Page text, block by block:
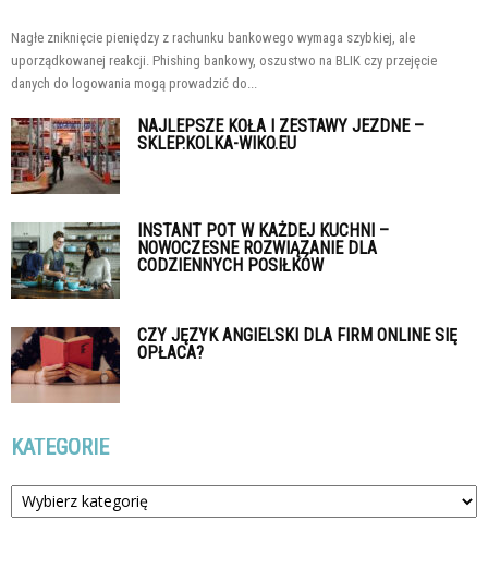
Nagłe zniknięcie pieniędzy z rachunku bankowego wymaga szybkiej, ale
uporządkowanej reakcji. Phishing bankowy, oszustwo na BLIK czy przejęcie
danych do logowania mogą prowadzić do...
NAJLEPSZE KOŁA I ZESTAWY JEZDNE –
SKLEP.KOLKA-WIKO.EU
INSTANT POT W KAŻDEJ KUCHNI –
NOWOCZESNE ROZWIĄZANIE DLA
CODZIENNYCH POSIŁKÓW
CZY JĘZYK ANGIELSKI DLA FIRM ONLINE SIĘ
OPŁACA?
KATEGORIE
Kategorie